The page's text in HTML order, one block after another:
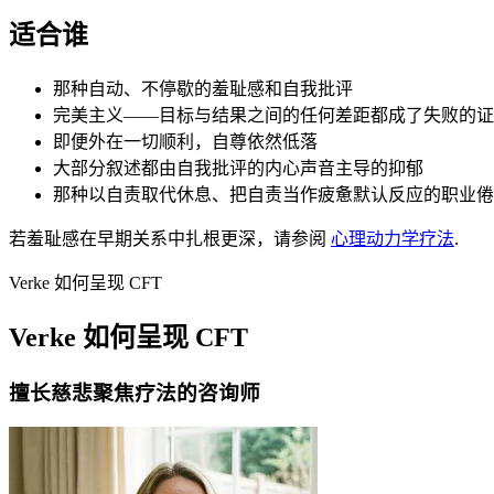
适合谁
那种自动、不停歇的羞耻感和自我批评
完美主义——目标与结果之间的任何差距都成了失败的
即便外在一切顺利，自尊依然低落
大部分叙述都由自我批评的内心声音主导的抑郁
那种以自责取代休息、把自责当作疲惫默认反应的职业
若羞耻感在早期关系中扎根更深，请参阅 心理动力学疗法.
Verke 如何呈现 CFT
Verke 如何呈现 CFT
擅长慈悲聚焦疗法的咨询师